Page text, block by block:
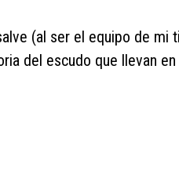
(al ser el equipo de
del escudo que llevan